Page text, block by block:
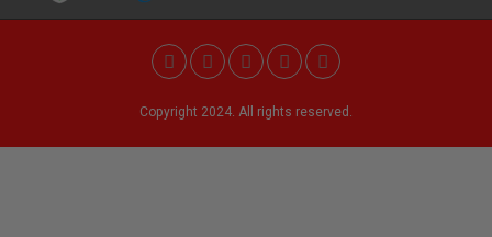
Copyright 2024. All rights reserved.